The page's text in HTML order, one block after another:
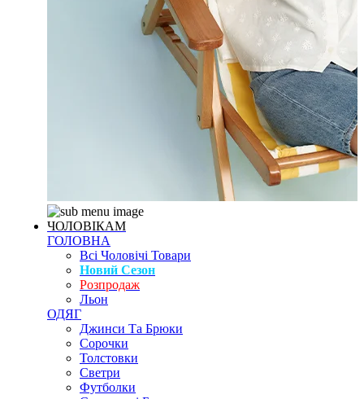
ЧОЛОВІКАМ
ГОЛОВНА
Всі Чоловічі Товари
Новий Сезон
Розпродаж
Льон
ОДЯГ
Джинси Та Брюки
Сорочки
Толстовки
Светри
Футболки